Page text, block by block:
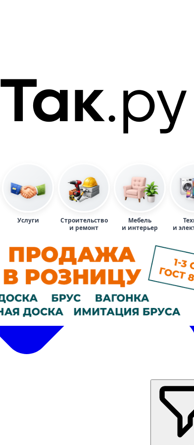
Услуги
Строительство
и ремонт
Мебель
и интерьер
и